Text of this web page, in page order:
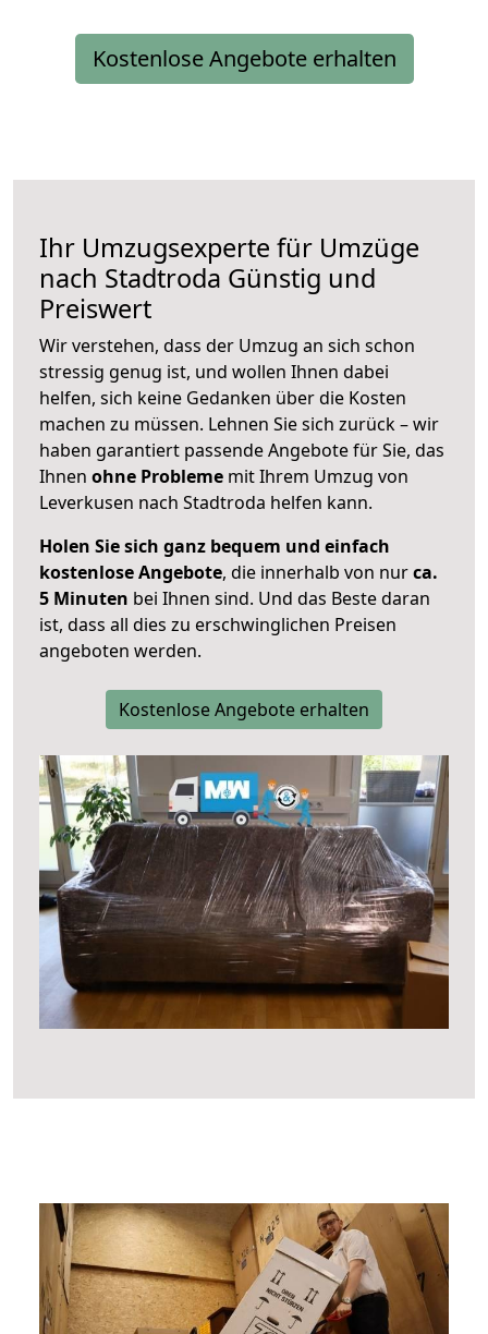
Kostenlose Angebote erhalten
Ihr Umzugsexperte für Umzüge
nach Stadtroda Günstig und
Preiswert
Wir verstehen, dass der Umzug an sich schon
stressig genug ist, und wollen Ihnen dabei
helfen, sich keine Gedanken über die Kosten
machen zu müssen. Lehnen Sie sich zurück – wir
haben garantiert passende Angebote für Sie, das
Ihnen ohne Probleme mit Ihrem Umzug von
Leverkusen nach Stadtroda helfen kann.
Holen Sie sich ganz bequem und einfach
kostenlose Angebote, die innerhalb von nurca.
5 Minuten bei Ihnen sind. Und das Beste daran
ist, dass all dies zu erschwinglichen Preisen
angeboten werden.
Kostenlose Angebote erhalten